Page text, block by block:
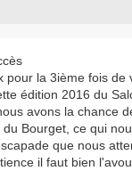
pour la 3ième fois de
édition 2016 du
avons la chance
Bourget, ce qui
que nous
il faut bien